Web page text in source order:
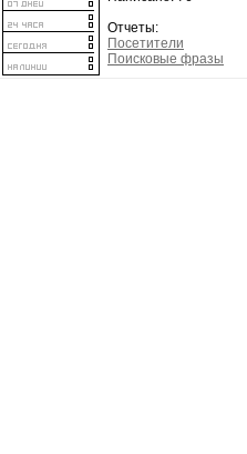
Отчеты:
Посетители
Поисковые фразы